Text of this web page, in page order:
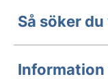
Så söker